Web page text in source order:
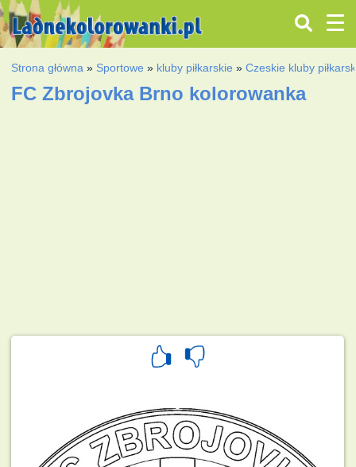
Strona główna » Sportowe » kluby piłkarskie »Czeskie kluby
FC Zbrojovka Brno kolorowanka